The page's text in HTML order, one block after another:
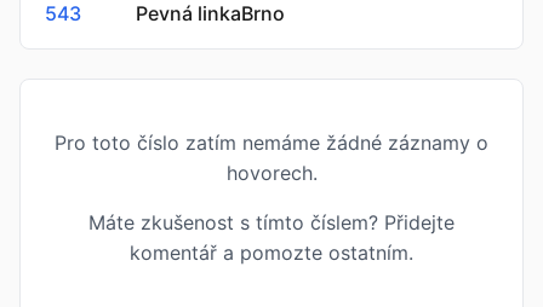
543 Pevná linkaBrno
Pro toto číslo zatím nemáme žádné záznamy o
hovorech.
Máte zkušenost s tímto číslem? Přidejte
komentář a pomozte ostatním.